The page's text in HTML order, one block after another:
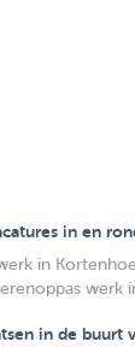
in en
in
werk
in de buurt